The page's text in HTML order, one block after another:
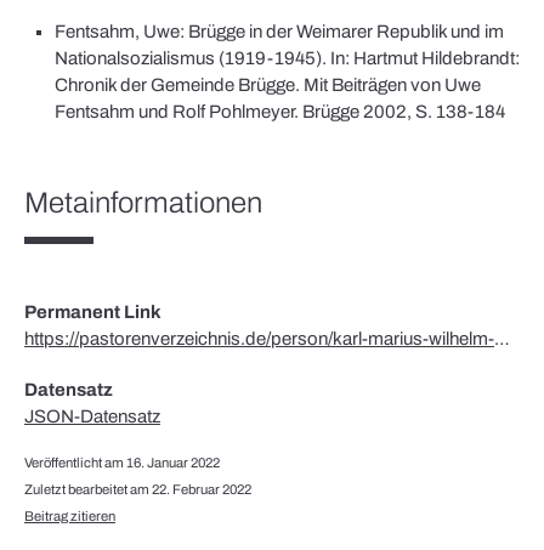
Fentsahm, Uwe: Brügge in der Weimarer Republik und im
Nationalsozialismus (1919-1945). In: Hartmut Hildebrandt:
Chronik der Gemeinde Brügge. Mit Beiträgen von Uwe
Fentsahm und Rolf Pohlmeyer. Brügge 2002, S. 138-184
Metainformationen
Permanent Link
https://pastorenverzeichnis.de/person/karl-marius-wilhelm-warnke/
Datensatz
JSON-Datensatz
Veröffentlicht am 16. Januar 2022
Zuletzt bearbeitet am 22. Februar 2022
Beitrag zitieren